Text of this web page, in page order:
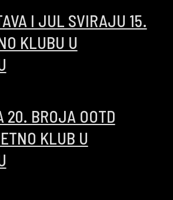
I JUL SVIRAJU 15.
KLUBU U
20. BROJA OOTD
KLUB U